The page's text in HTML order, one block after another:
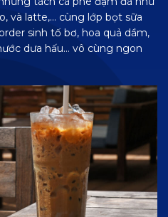
và latte,… cùng lớp bọt sữa
sinh tố bơ, hoa quả dầm,
dưa hấu… vô cùng ngon